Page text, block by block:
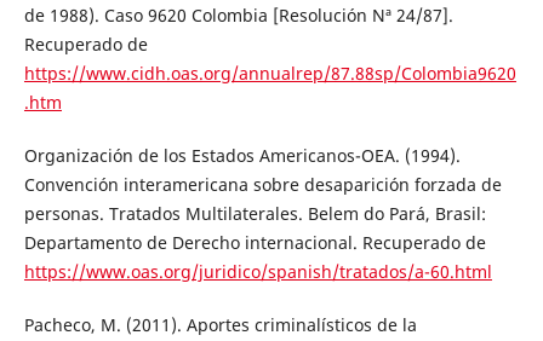
de 1988). Caso 9620 Colombia [Resolución Nª 24/87].
Recuperado de
https://www.cidh.oas.org/annualrep/87.88sp/Colombia9620
.htm
Organización de los Estados Americanos-OEA. (1994).
Convención interamericana sobre desaparición forzada de
personas. Tratados Multilaterales. Belem do Pará, Brasil:
Departamento de Derecho internacional. Recuperado de
https://www.oas.org/juridico/spanish/tratados/a-60.html
Pacheco, M. (2011). Aportes criminalísticos de la